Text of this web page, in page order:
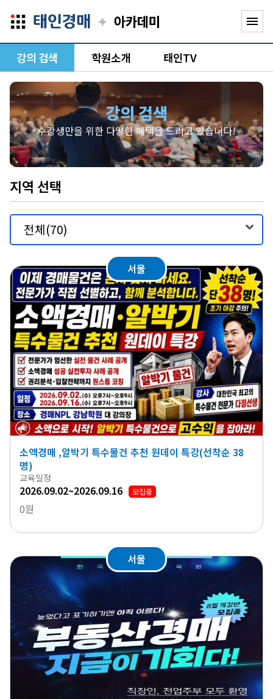
✦ menu
강의 검색 학원소개 태인TV
강의 검색
수강생만을 위한 다양한 혜택을 드리고 있습니다!
지역 선택
서울
소액경매 ,알박기 특수물건 추천 원데이 특강(선착순 38
명)
교육일정
2026.09.02~2026.09.16 모집중
0원
서울